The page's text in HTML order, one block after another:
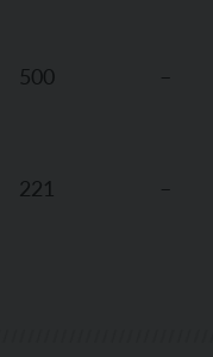
500 –
221 –